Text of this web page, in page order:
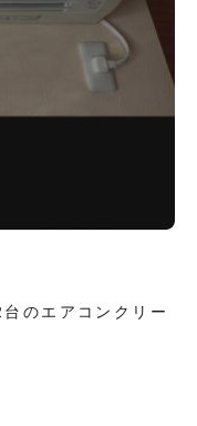
のエアコンクリー